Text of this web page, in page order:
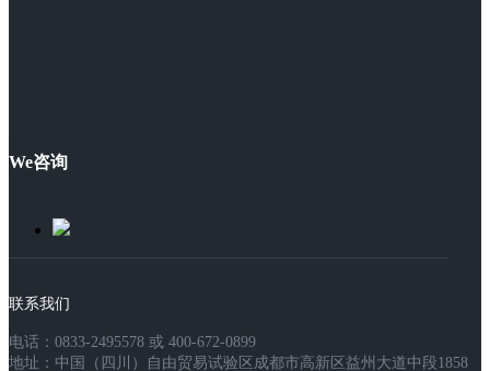
We咨询
联系我们
电话：0833-2495578 或 400-672-0899
地址：中国（四川）自由贸易试验区成都市高新区益州大道中段1858